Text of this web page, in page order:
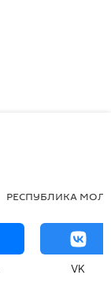
РЕСПУБЛИКА
VK